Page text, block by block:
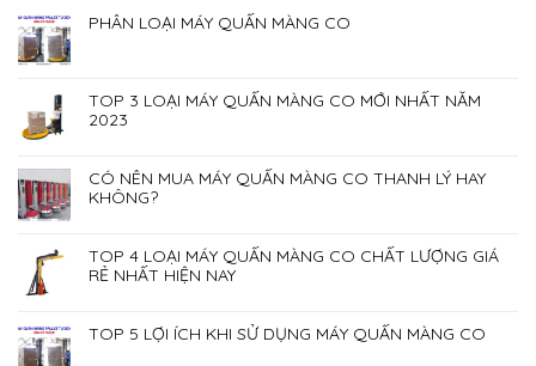
PHÂN LOẠI MÁY QUẤN MÀNG CO
TOP 3 LOẠI MÁY QUẤN MÀNG CO MỚI NHẤT NĂM
2023
CÓ NÊN MUA MÁY QUẤN MÀNG CO THANH LÝ HAY
KHÔNG?
TOP 4 LOẠI MÁY QUẤN MÀNG CO CHẤT LƯỢNG GIÁ
RẺ NHẤT HIỆN NAY
TOP 5 LỢI ÍCH KHI SỬ DỤNG MÁY QUẤN MÀNG CO